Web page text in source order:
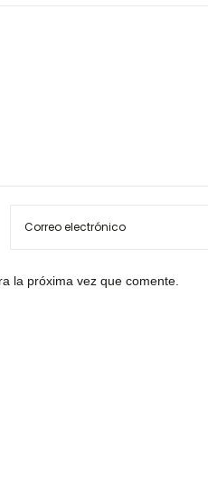
la próxima vez que comente.